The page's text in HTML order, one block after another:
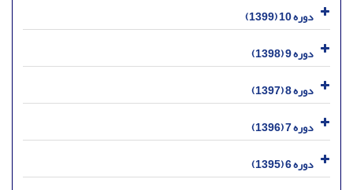
دوره 10 (1399)
دوره 9 (1398)
دوره 8 (1397)
دوره 7 (1396)
دوره 6 (1395)